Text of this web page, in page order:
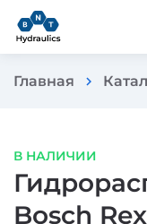
Главная chevron_right
В НАЛИЧИИ
Bosch